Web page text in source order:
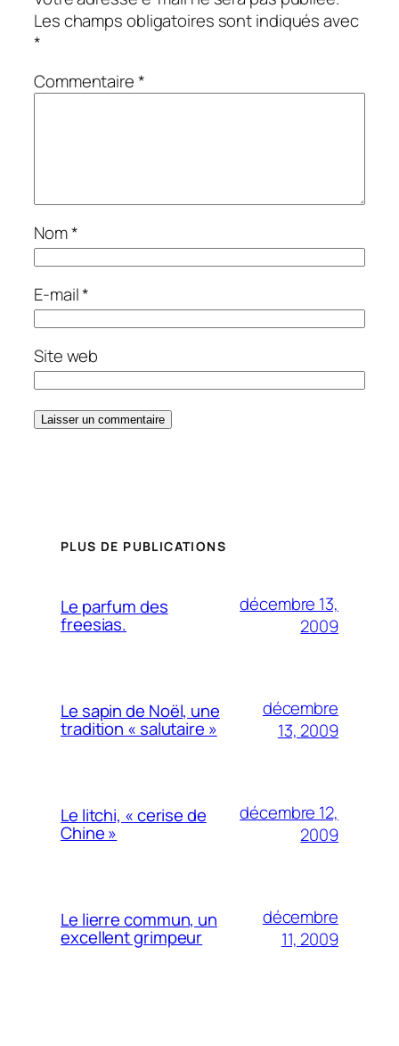
Les champs obligatoires sont indiqués avec
*
Commentaire*
Nom*
E-mail*
Site web
PLUS DE PUBLICATIONS
Le parfum des
freesias.
décembre 13,
2009
Le sapin de Noël, une
tradition « salutaire »
décembre
13, 2009
Le litchi, « cerise de
Chine »
décembre 12,
2009
Le lierre commun, un
excellent grimpeur
décembre
11, 2009